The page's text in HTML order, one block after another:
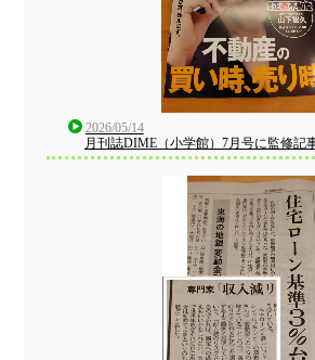
2026/05/14
月刊誌DIME（小学館）7月号に監修記